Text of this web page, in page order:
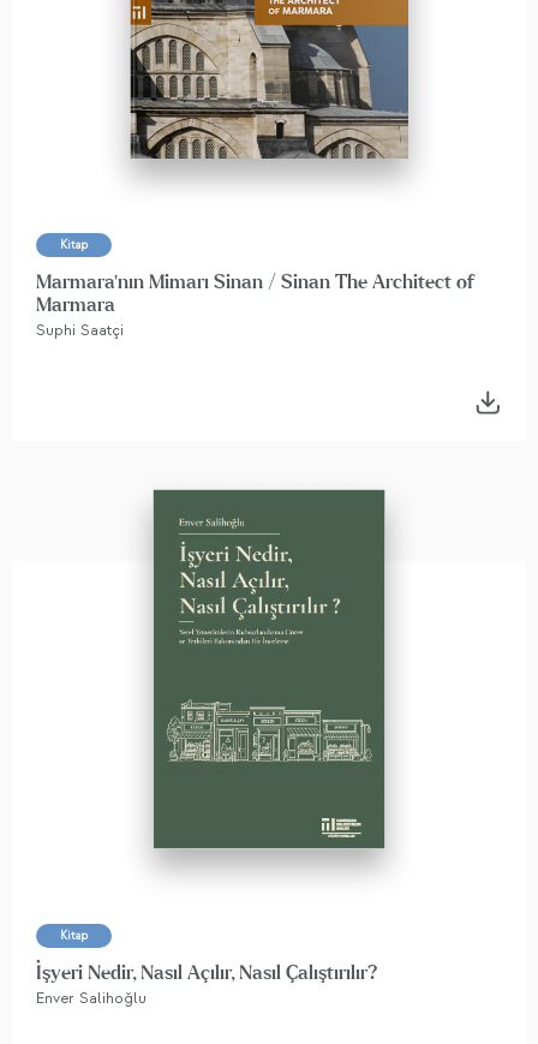
Kitap
Marmara'nın Mimarı Sinan / Sinan The Architect of
Marmara
Suphi Saatçi
Kitap
İşyeri Nedir, Nasıl Açılır, Nasıl Çalıştırılır?
Enver Salihoğlu